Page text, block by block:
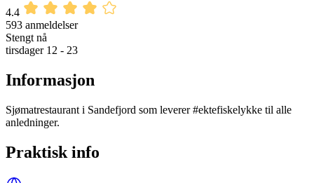
4.4
593 anmeldelser
Stengt nå
tirsdager 12 - 23
Informasjon
Sjømatrestaurant i Sandefjord som leverer #ektefiskelykke til alle
anledninger.
Praktisk info